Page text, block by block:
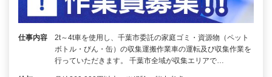
仕事内容
2t～4t車を使用し、千葉市委託の家庭ゴミ・資源物（ペット
ボトル・びん・缶）の収集運搬作業車の運転及び収集作業を
行っていただきます。 千葉市全域が収集エリアで…